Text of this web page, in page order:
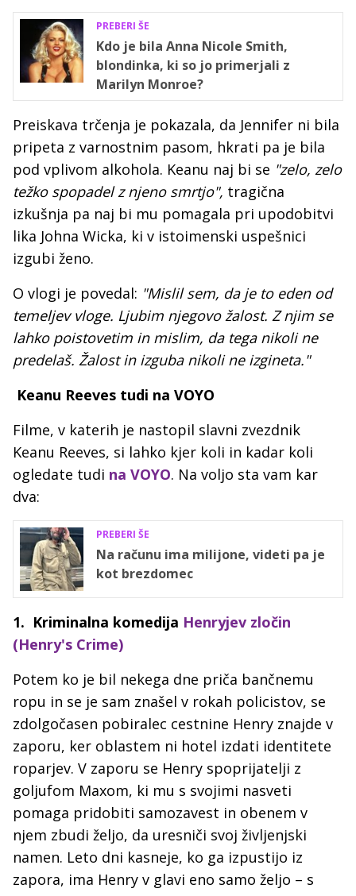
PREBERI ŠE
Kdo je bila Anna Nicole Smith,
blondinka, ki so jo primerjali z
Marilyn Monroe?
Preiskava trčenja je pokazala, da Jennifer ni bila
pripeta z varnostnim pasom, hkrati pa je bila
pod vplivom alkohola. Keanu naj bi se "zelo, zelo
težko spopadel z njeno smrtjo", tragična
izkušnja pa naj bi mu pomagala pri upodobitvi
lika Johna Wicka, ki v istoimenski uspešnici
izgubi ženo.
O vlogi je povedal: "Mislil sem, da je to eden od
temeljev vloge. Ljubim njegovo žalost. Z njim se
lahko poistovetim in mislim, da tega nikoli ne
predelaš. Žalost in izguba nikoli ne izgineta."
Keanu Reeves tudi na VOYO
Filme, v katerih je nastopil slavni zvezdnik
Keanu Reeves, si lahko kjer koli in kadar koli
ogledate tudi na VOYO. Na voljo sta vam kar
dva:
PREBERI ŠE
Na računu ima milijone, videti pa je
kot brezdomec
1. Kriminalna komedija Henryjev zločin
(Henry's Crime)
Potem ko je bil nekega dne priča bančnemu
ropu in se je sam znašel v rokah policistov, se
zdolgočasen pobiralec cestnine Henry znajde v
zaporu, ker oblastem ni hotel izdati identitete
roparjev. V zaporu se Henry spoprijatelji z
goljufom Maxom, ki mu s svojimi nasveti
pomaga pridobiti samozavest in obenem v
njem zbudi željo, da uresniči svoj življenjski
namen. Leto dni kasneje, ko ga izpustijo iz
zapora, ima Henry v glavi eno samo željo – s